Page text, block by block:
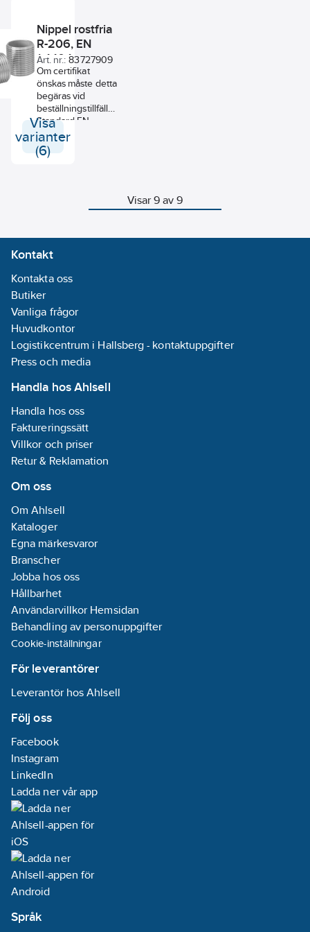
Nippel rostfria
R-206, EN
1.4404
Art. nr.: 83727909
Om certifikat
önskas måste detta
begäras vid
beställningstillfället.
Standard EN
10241:2000.
Visa
varianter
(6)
Visar 9 av 9
Kontakt
Kontakta oss
Butiker
Vanliga frågor
Huvudkontor
Logistikcentrum i Hallsberg - kontaktuppgifter
Press och media
Handla hos Ahlsell
Handla hos oss
Faktureringssätt
Villkor och priser
Retur & Reklamation
Om oss
Om Ahlsell
Kataloger
Egna märkesvaror
Branscher
Jobba hos oss
Hållbarhet
Användarvillkor Hemsidan
Behandling av personuppgifter
Cookie-inställningar
För leverantörer
Leverantör hos Ahlsell
Följ oss
Facebook
Instagram
LinkedIn
Ladda ner vår app
Språk